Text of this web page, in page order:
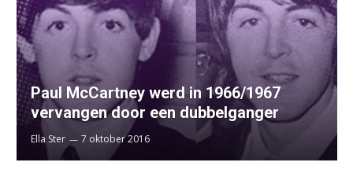
Paul McCartney werd in 1966/1967
vervangen door een dubbelganger
Ella Ster 7 oktober 2016